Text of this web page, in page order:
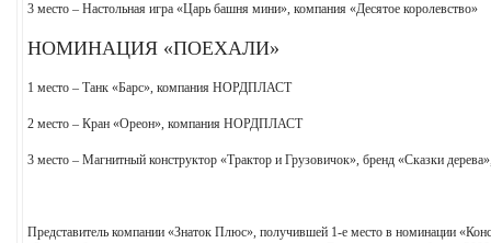
3 место – Настольная игра «Царь башня мини», компания «Десятое королевство»
НОМИНАЦИЯ «ПОЕХАЛИ»
1 место – Танк «Барс», компания НОРДПЛАСТ
2 место – Кран «Ореон», компания НОРДПЛАСТ
3 место – Магнитный конструктор «Трактор и Грузовичок», бренд «Сказки
Представитель компании «Знаток Плюс», получившей 1-е место в номинации